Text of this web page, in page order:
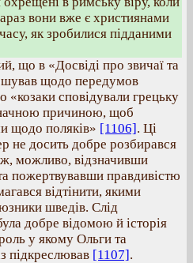
вони вже є християнами
як зробилися підданими
що в «Досвіді про звичаї та
щодо передумов
сповідували грецьку
причиною, щоб
щодо поляків» [1106]. Ці
не досить добре розбирався
можливо, відзначивши
та пожертвувавши правдивістю
відтінити, якими
шведів. Слід
добре відомою й історія
у якому Ольги та
підкреслював [1107].